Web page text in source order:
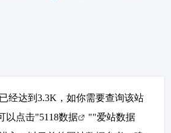
经达到3.3K，如你需要查询该站
以点击"5118数据 ""爱站数据